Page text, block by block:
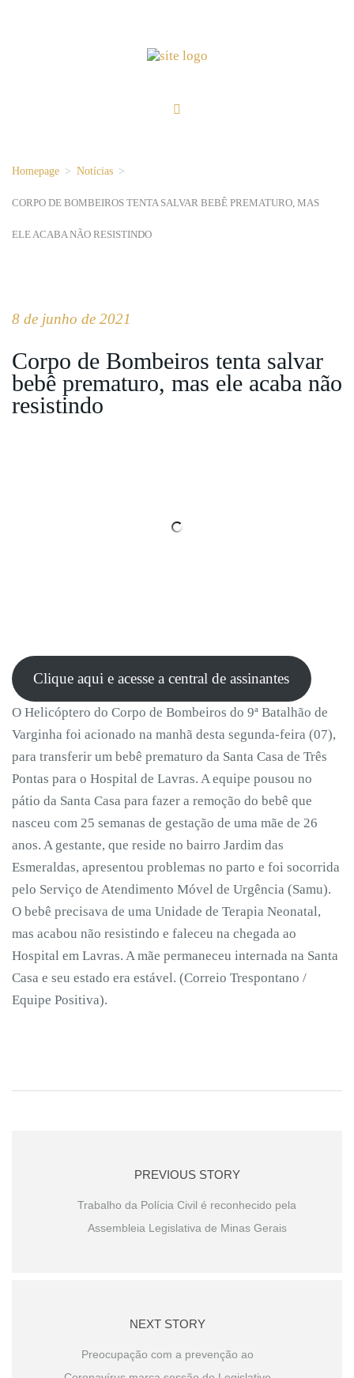
Homepage > Notícias >
CORPO DE BOMBEIROS TENTA SALVAR BEBÊ PREMATURO, MAS
ELE ACABA NÃO RESISTINDO
8 de junho de 2021
Corpo de Bombeiros tenta salvar
bebê prematuro, mas ele acaba não
resistindo
Clique aqui e acesse a central de assinantes
O Helicóptero do Corpo de Bombeiros do 9ª Batalhão de
Varginha foi acionado na manhã desta segunda-feira (07),
para transferir um bebê prematuro da Santa Casa de Três
Pontas para o Hospital de Lavras. A equipe pousou no
pátio da Santa Casa para fazer a remoção do bebê que
nasceu com 25 semanas de gestação de uma mãe de 26
anos. A gestante, que reside no bairro Jardim das
Esmeraldas, apresentou problemas no parto e foi socorrida
pelo Serviço de Atendimento Móvel de Urgência (Samu).
O bebê precisava de uma Unidade de Terapia Neonatal,
mas acabou não resistindo e faleceu na chegada ao
Hospital em Lavras. A mãe permaneceu internada na Santa
Casa e seu estado era estável. (Correio Trespontano /
Equipe Positiva).
PREVIOUS STORY
Trabalho da Polícia Civil é reconhecido pela
Assembleia Legislativa de Minas Gerais
NEXT STORY
Preocupação com a prevenção ao